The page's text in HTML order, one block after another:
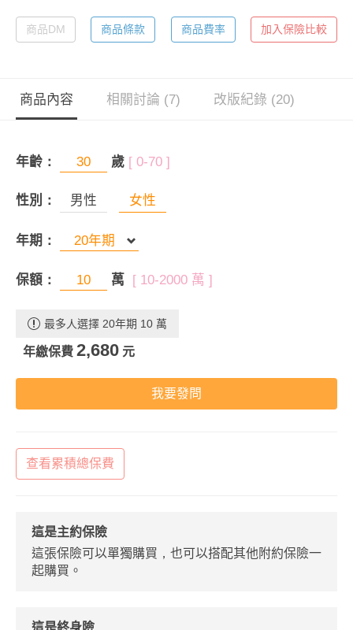
商品DM 商品條款 商品費率 加入保險比較
商品內容 相關討論 (7) 改版紀錄 (20)
年齡： 歲 [ 0-70 ]
性別： 男性 女性
年期：
保額： 萬 [ 10-2000 萬 ]
最多人選擇 20年期 10 萬
年繳保費 2,680 元
我要發問
查看累積總保費
這是主約保險
這張保險可以單獨購買，也可以搭配其他附約保險一
起購買。
這是終身險